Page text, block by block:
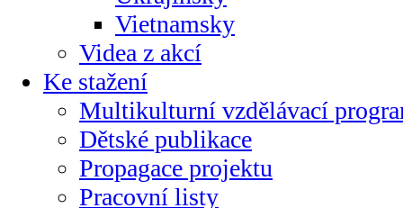
Vietnamsky
Videa z akcí
Ke stažení
Multikulturní vzdělávací
Dětské publikace
Propagace projektu
Pracovní listy